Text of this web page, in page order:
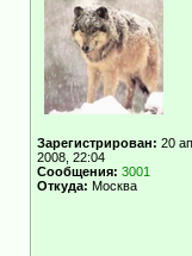
Зарегистрирован: 20
2008, 22:04
Сообщения: 3001
Откуда: Москва